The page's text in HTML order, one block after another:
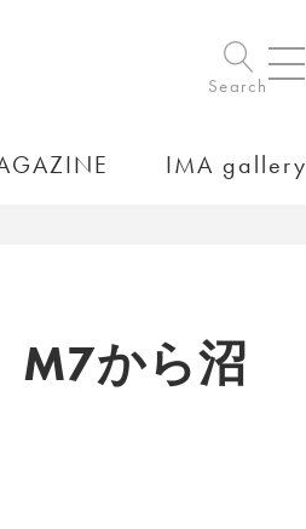
Search
IMA gallery
M7から沼